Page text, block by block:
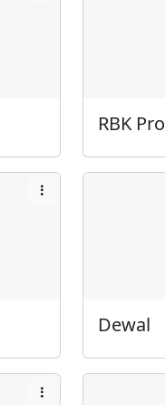
RBK Pro
Dewal